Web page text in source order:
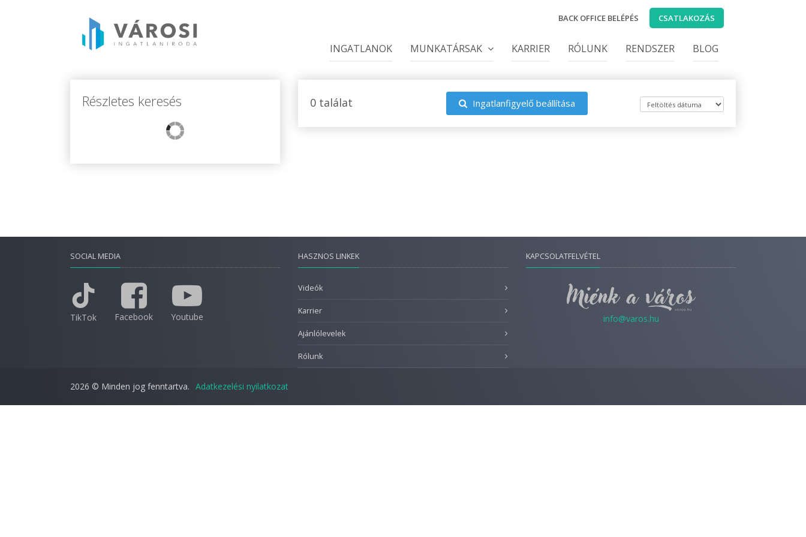
BACK OFFICE BELÉPÉS CSATLAKOZÁS
INGATLANOK MUNKATÁRSAK KARRIER RÓLUNK RENDSZER BLOG
Részletes keresés 0 találat Ingatlanfigyelő beállítása
SOCIAL MEDIA
TikTok Facebook Youtube
HASZNOS LINKEK
Videók
Karrier
Ajánlólevelek
Rólunk
KAPCSOLATFELVÉTEL
info@varos.hu
2026 © Minden jog fenntartva. Adatkezelési nyilatkozat